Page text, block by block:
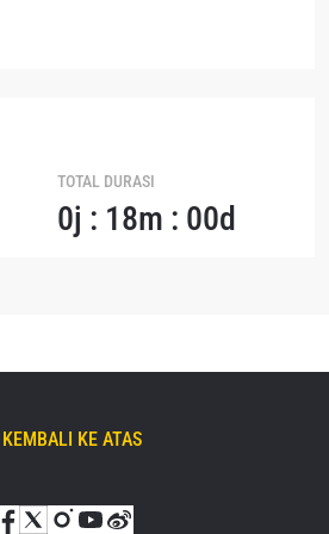
TOTAL DURASI
0j : 18m : 00d
KEMBALI KE ATAS